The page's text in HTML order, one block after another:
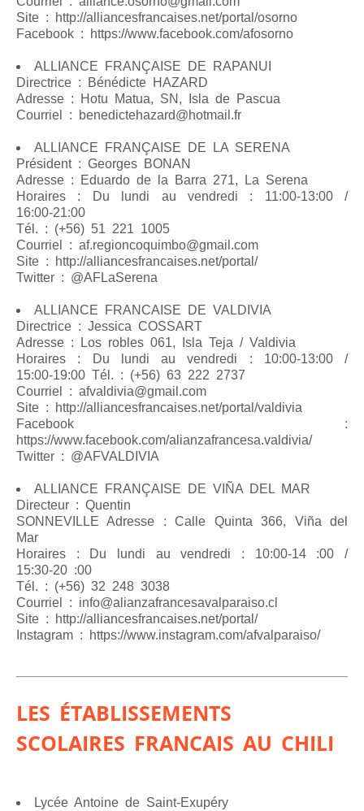
Site : http://alliancesfrancaises.net/portal/osorno
Facebook : https://www.facebook.com/afosorno
ALLIANCE FRANÇAISE DE RAPANUI
Directrice : Bénédicte HAZARD
Adresse : Hotu Matua, SN, Isla de Pascua
Courriel : benedictehazard@hotmail.fr
ALLIANCE FRANÇAISE DE LA SERENA
Président : Georges BONAN
Adresse : Eduardo de la Barra 271, La Serena
Horaires : Du lundi au vendredi : 11:00-13:00 /
16:00-21:00
Tél. : (+56) 51 221 1005
Courriel : af.regioncoquimbo@gmail.com
Site : http://alliancesfrancaises.net/portal/
Twitter : @AFLaSerena
ALLIANCE FRANCAISE DE VALDIVIA
Directrice : Jessica COSSART
Adresse : Los robles 061, Isla Teja / Valdivia
Horaires : Du lundi au vendredi : 10:00-13:00 /
15:00-19:00 Tél. : (+56) 63 222 2737
Courriel : afvaldivia@gmail.com
Site : http://alliancesfrancaises.net/portal/valdivia
Facebook :
https://www.facebook.com/alianzafrancesa.valdivia/
Twitter : @AFVALDIVIA
ALLIANCE FRANÇAISE DE VIÑA DEL MAR
Directeur : Quentin
SONNEVILLE Adresse : Calle Quinta 366, Viña del
Mar
Horaires : Du lundi au vendredi : 10:00-14 :00 /
15:30-20 :00
Tél. : (+56) 32 248 3038
Courriel : info@alianzafrancesavalparaiso.cl
Site : http://alliancesfrancaises.net/portal/
Instagram : https://www.instagram.com/afvalparaiso/
LES ÉTABLISSEMENTS
SCOLAIRES FRANCAIS AU CHILI
Lycée Antoine de Saint-Exupéry